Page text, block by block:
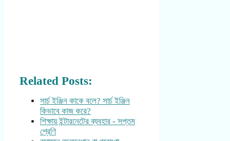
Related Posts:
সার্চ ইঞ্জিন কাকে বলে? সার্চ ইঞ্জিন
কিভাবে কাজ করে?
শিক্ষায় ইন্টারনেটের ব্যবহার - সপ্তম
শ্রেণি